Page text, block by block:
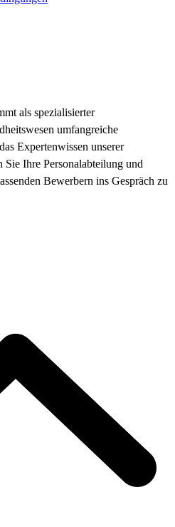
als spezialisierter
umfangreiche
Expertenwissen unserer
Sie Ihre Personalabteilung und
Bewerbern ins Gespräch zu